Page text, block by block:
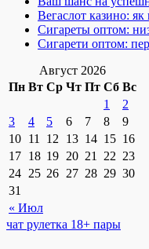
Вегаслот казино: як
Сигареты оптом:
Сигарети оптом:
Август 2026
Пн Вт Ср Чт Пт Сб Вс
« Июл
1
2
3
4 5 6 7 8
9
10 11 12 13 14 15 16
17 18 19 20 21 22 23
24 25 26 27 28 29 30
31
чат рулетка 18+ пары